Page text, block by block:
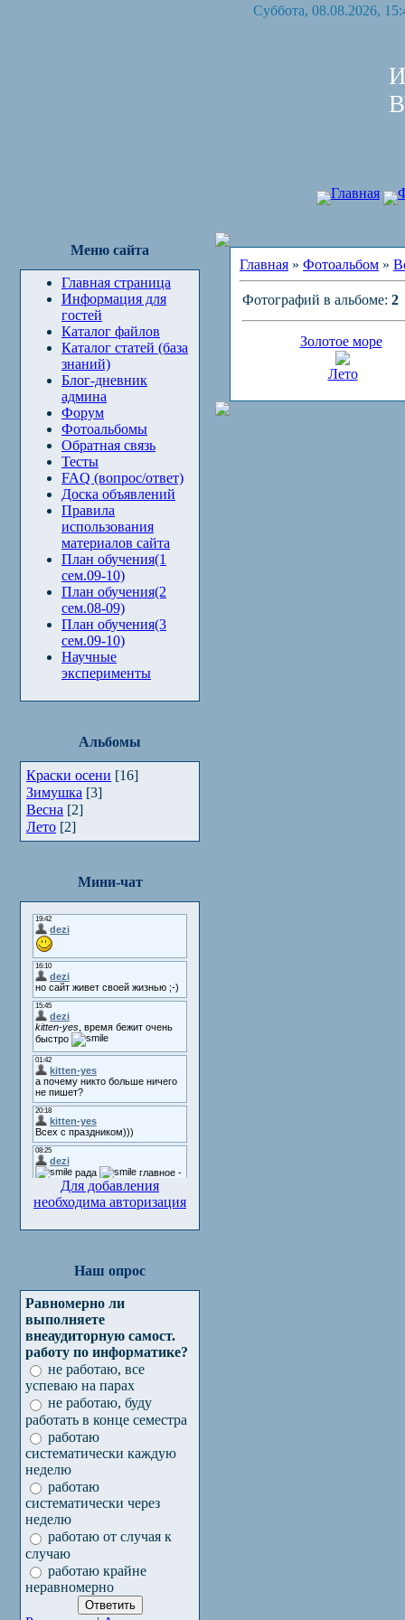
Суббота, 08.08.2026,
Главная
Меню сайта
Главная страница
Информация для
гостей
Каталог файлов
Каталог статей (база
знаний)
Блог-дневник
админа
Форум
Фотоальбомы
Обратная связь
Тесты
FAQ (вопрос/ответ)
Доска объявлений
Правила
использования
материалов сайта
План обучения(1
сем.09-10)
План обучения(2
сем.08-09)
План обучения(3
сем.09-10)
Научные
эксперименты
Альбомы
Краски осени [16]
Зимушка [3]
Весна [2]
Лето [2]
Мини-чат
Для добавления
необходима авторизация
Наш опрос
Равномерно ли
выполняете
внеаудиторную самост.
работу по информатике?
не работаю, все
успеваю на парах
не работаю, буду
работать в конце семестра
работаю
систематически каждую
неделю
работаю
систематически через
неделю
работаю от случая к
случаю
работаю крайне
неравномерно
Главная » Фотоальбом »
Фотографий в альбоме: 2
Золотое море
Лето